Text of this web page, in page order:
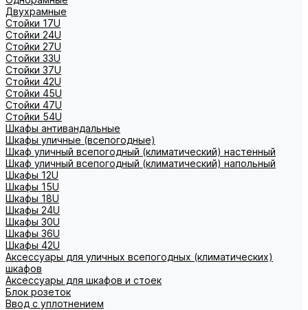
Двухрамные
Стойки 17U
Стойки 24U
Стойки 27U
Стойки 33U
Стойки 37U
Стойки 42U
Стойки 45U
Стойки 47U
Стойки 54U
Шкафы антивандальные
Шкафы уличные (всепогодные)
Шкаф уличный всепогодный (климатический) настенный
Шкаф уличный всепогодный (климатический) напольный
Шкафы 12U
Шкафы 15U
Шкафы 18U
Шкафы 24U
Шкафы 30U
Шкафы 36U
Шкафы 42U
Аксессуары для уличных всепогодных (климатических)
шкафов
Аксессуары для шкафов и стоек
Блок розеток
Ввод с уплотнением